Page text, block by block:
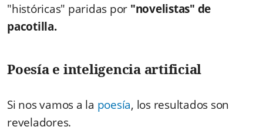
"históricas" paridas por "novelistas" de
pacotilla.
Poesía e inteligencia artificial
Si nos vamos a la poesía, los resultados son
reveladores.